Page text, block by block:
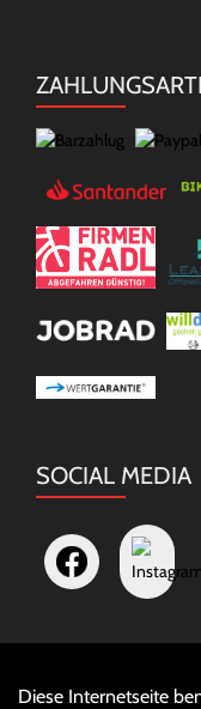
SOCIAL MEDIA
Diese Internetseite